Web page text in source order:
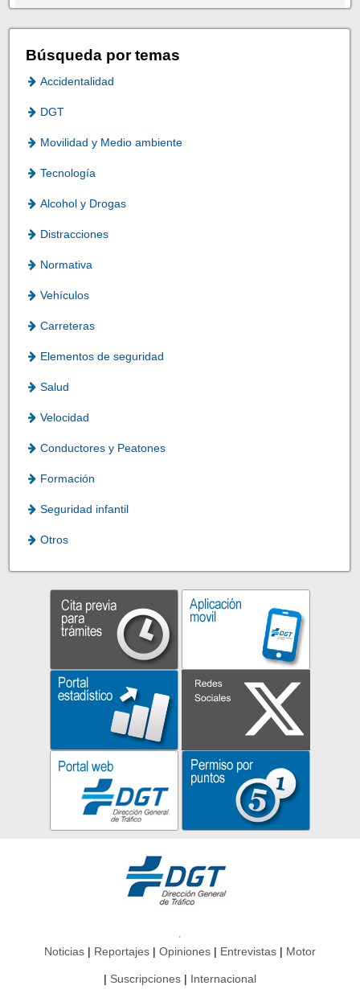
Búsqueda por temas
Accidentalidad
DGT
Movilidad y Medio ambiente
Tecnología
Alcohol y Drogas
Distracciones
Normativa
Vehículos
Carreteras
Elementos de seguridad
Salud
Velocidad
Conductores y Peatones
Formación
Seguridad infantil
Otros
Noticias Reportajes Opiniones Entrevistas Motor
Suscripciones Internacional